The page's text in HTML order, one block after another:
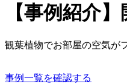
【事例紹介
観葉植物でお部屋の空気が
事例一覧を確認する